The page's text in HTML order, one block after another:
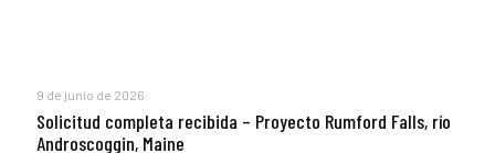
9 de junio de 2026
Solicitud completa recibida – Proyecto Rumford Falls, río
Androscoggin, Maine